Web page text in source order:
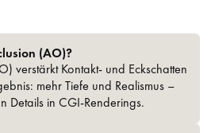
(AO)?
verstärkt Kontakt- und Eckschatten
mehr Tiefe und Realismus –
Details in CGI-Renderings.